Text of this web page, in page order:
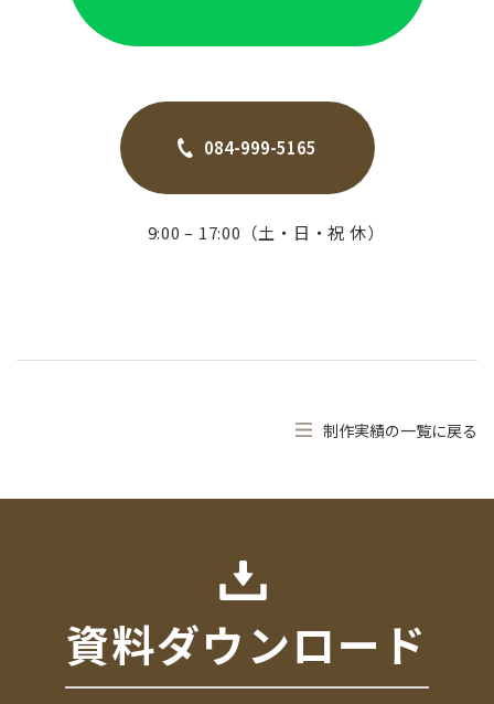
084-999-5165
9:00 – 17:00（土・日・祝 休）
制作実績の一覧に戻る
資料ダウンロード